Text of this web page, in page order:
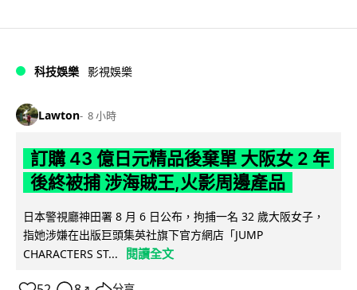
科技娛樂 影視娛樂
Lawton 8 小時
訂購 43 億日元精品後棄單 大阪女 2 年
後終被捕 涉海賊王,火影周邊產品
日本警視廳神田署 8 月 6 日公布，拘捕一名 32 歲大阪女子，
指她涉嫌在出版巨頭集英社旗下官方網店「JUMP
CHARACTERS ST...
閱讀全文